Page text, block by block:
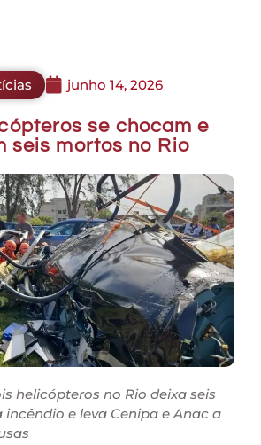
junho 14, 2026
se chocam e
seis mortos no Rio
helicópteros no Rio deixa seis
e leva Cenipa e Anac a